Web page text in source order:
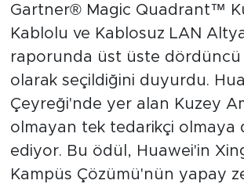
Gartner® Magic Quadrant™
Kablolu ve Kablosuz LAN
raporunda üst üste dördüncü
olarak seçildiğini duyurdu.
Çeyreği'nde yer alan Kuzey
olmayan tek tedarikçi olmaya
ediyor. Bu ödül, Huawei'in
Kampüs Çözümü'nün yapay